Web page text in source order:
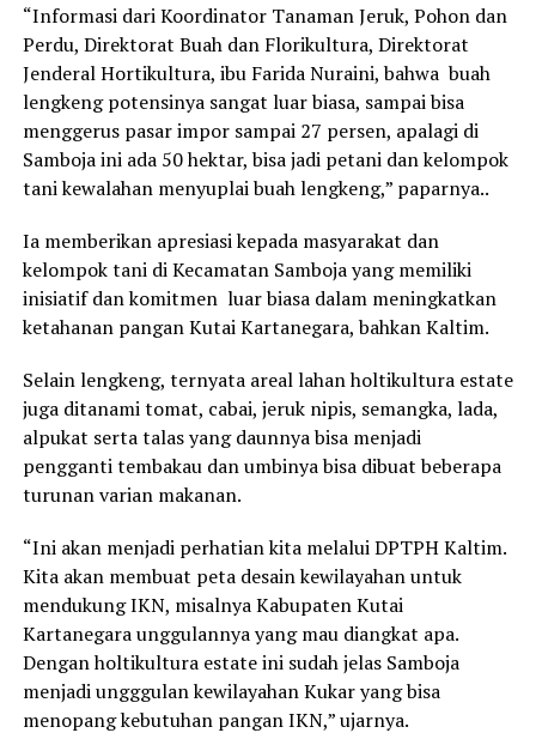
“Informasi dari Koordinator Tanaman Jeruk, Pohon dan
Perdu, Direktorat Buah dan Florikultura, Direktorat
Jenderal Hortikultura, ibu Farida Nuraini, bahwa buah
lengkeng potensinya sangat luar biasa, sampai bisa
menggerus pasar impor sampai 27 persen, apalagi di
Samboja ini ada 50 hektar, bisa jadi petani dan kelompok
tani kewalahan menyuplai buah lengkeng,” paparnya..
Ia memberikan apresiasi kepada masyarakat dan
kelompok tani di Kecamatan Samboja yang memiliki
inisiatif dan komitmen luar biasa dalam meningkatkan
ketahanan pangan Kutai Kartanegara, bahkan Kaltim.
Selain lengkeng, ternyata areal lahan holtikultura estate
juga ditanami tomat, cabai, jeruk nipis, semangka, lada,
alpukat serta talas yang daunnya bisa menjadi
pengganti tembakau dan umbinya bisa dibuat beberapa
turunan varian makanan.
“Ini akan menjadi perhatian kita melalui DPTPH Kaltim.
Kita akan membuat peta desain kewilayahan untuk
mendukung IKN, misalnya Kabupaten Kutai
Kartanegara unggulannya yang mau diangkat apa.
Dengan holtikultura estate ini sudah jelas Samboja
menjadi ungggulan kewilayahan Kukar yang bisa
menopang kebutuhan pangan IKN,” ujarnya.